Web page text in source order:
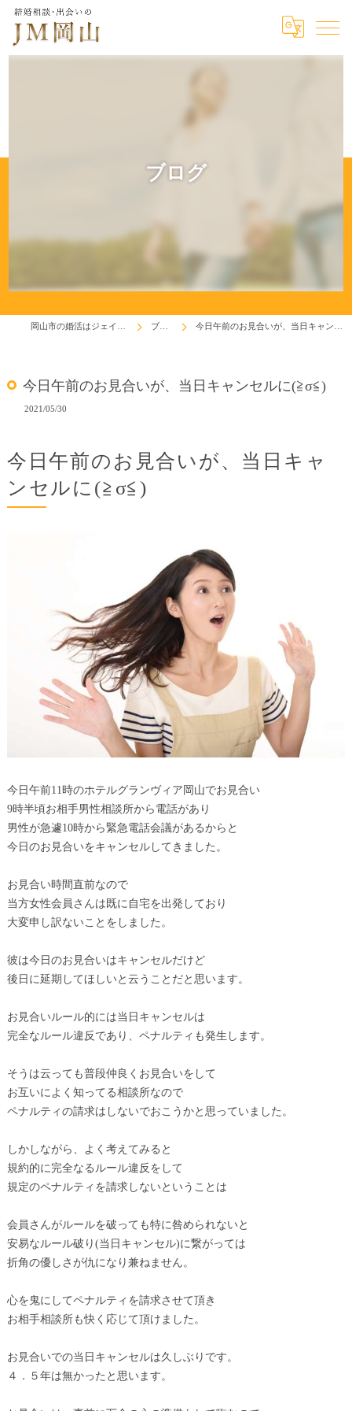
ブログ
ブログ 今日午前のお見合いが、当日キャンセルに(≧σ≦)
今日午前のお見合いが、当日キャンセルに(≧σ≦)
2021/05/30
今日午前のお見合いが、当日キャ
ンセルに(≧σ≦)
今日午前11時のホテルグランヴィア岡山でお見合い
9時半頃お相手男性相談所から電話があり
男性が急遽10時から緊急電話会議があるからと
今日のお見合いをキャンセルしてきました。
お見合い時間直前なので
当方女性会員さんは既に自宅を出発しており
大変申し訳ないことをしました。
彼は今日のお見合いはキャンセルだけど
後日に延期してほしいと云うことだと思います。
お見合いルール的には当日キャンセルは
完全なルール違反であり、ペナルティも発生します。
そうは云っても普段仲良くお見合いをして
お互いによく知ってる相談所なので
ペナルティの請求はしないでおこうかと思っていました。
しかしながら、よく考えてみると
規約的に完全なるルール違反をして
規定のペナルティを請求しないということは
会員さんがルールを破っても特に咎められないと
安易なルール破り(当日キャンセル)に繋がっては
折角の優しさが仇になり兼ねません。
心を鬼にしてペナルティを請求させて頂き
お相手相談所も快く応じて頂けました。
お見合いでの当日キャンセルは久しぶりです。
４．５年は無かったと思います。